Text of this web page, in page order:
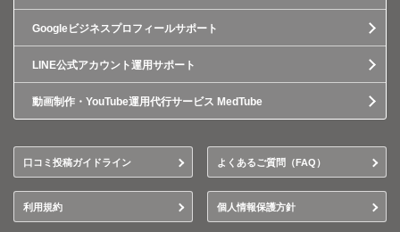
Googleビジネスプロフィールサポート
LINE公式アカウント運用サポート
動画制作・YouTube運用代行サービス MedTube
口コミ投稿ガイドライン よくあるご質問（FAQ）
利用規約 個人情報保護方針